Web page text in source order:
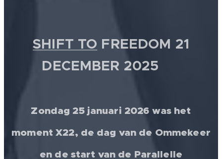
SHIFT TO FREEDOM 21
DECEMBER 2025 💫
Zondag 25 januari 2026 was het
moment X22, de dag van de Ommekeer
en de start van de Parallelle